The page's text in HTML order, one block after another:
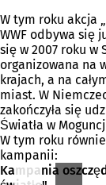
W tym roku akcja
WWF odbywa się
się w 2007 roku w
organizowana na
krajach, a na
miast. W
zakończyła się
Światła w
W tym roku
kampanii:
Kampania